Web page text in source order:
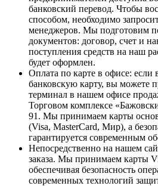
банковский перевод. Чтобы
способом, необходимо
менеджеров. Мы подготовим
документов: договор, счет и
поступления средств на наш
будет оформлен.
Оплата по карте в офисе: если
банковскую карту, вы можете
терминал в нашем офисе
Торговом комплексе
91. Мы принимаем карты
(Visa, MasterCard, Мир), а
гарантируется современным
Непосредственно на нашем
заказа. Мы принимаем карты
обеспечивая безопасность
современных технологий